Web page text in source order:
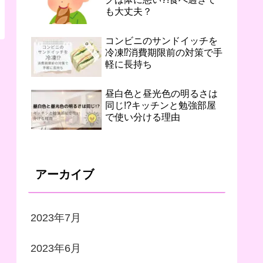
も大丈夫？
コンビニのサンドイッチを
冷凍⁉︎消費期限前の対策で手
軽に長持ち
昼白色と昼光色の明るさは
同じ!?キッチンと勉強部屋
で使い分ける理由
アーカイブ
2023年7月
2023年6月